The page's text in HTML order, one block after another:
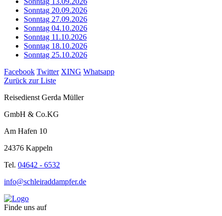
Sonntag 20.09.2026
Sonntag 27.09.2026
Sonntag 04.10.2026
Sonntag 11.10.2026
Sonntag 18.10.2026
Sonntag 25.10.2026
Facebook Twitter XING Whatsapp
Zurück zur Liste
Reisedienst Gerda Müller
GmbH & Co.KG
Am Hafen 10
24376 Kappeln
Tel. 04642 - 6532
info@schleiraddampfer.de
Finde uns auf